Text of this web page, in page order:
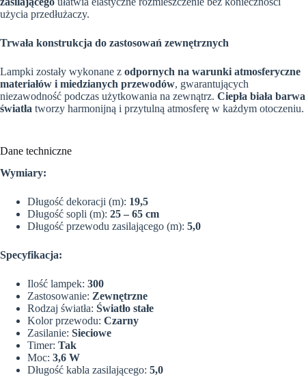
użycia przedłużaczy.
Trwała konstrukcja do zastosowań zewnętrznych
Lampki zostały wykonane z odpornych na warunki atmosferyczne
materiałów i miedzianych przewodów, gwarantujących
niezawodność podczas użytkowania na zewnątrz. Ciepła biała barwa
światła tworzy harmonijną i przytulną atmosferę w każdym otoczeniu.
Dane techniczne
Wymiary:
Długość dekoracji (m): 19,5
Długość sopli (m): 25 – 65 cm
Długość przewodu zasilającego (m): 5,0
Specyfikacja:
Ilość lampek: 300
Zastosowanie: Zewnętrzne
Rodzaj światła: Światło stałe
Kolor przewodu: Czarny
Zasilanie: Sieciowe
Timer: Tak
Moc: 3,6 W
Długość kabla zasilającego: 5,0